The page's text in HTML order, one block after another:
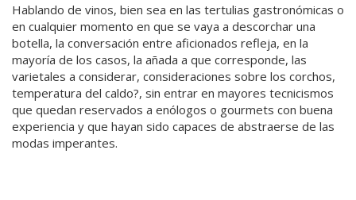
Hablando de vinos, bien sea en las tertulias gastronómicas o
en cualquier momento en que se vaya a descorchar una
botella, la conversación entre aficionados refleja, en la
mayoría de los casos, la añada a que corresponde, las
varietales a considerar, consideraciones sobre los corchos,
temperatura del caldo?, sin entrar en mayores tecnicismos
que quedan reservados a enólogos o gourmets con buena
experiencia y que hayan sido capaces de abstraerse de las
modas imperantes.